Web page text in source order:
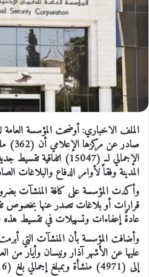
الملف الاخباري: أوضحت المؤسسة
الإجمالي لــ (15047)
المدينة وفقاً لأوامر الدفاع والبلاغات
وأكدت المؤسسة على كافة المنشآت
قرارات أو بلاغات تصدر عنها بخصوص
عادةً إعفاءات وتسهيلات في تقسيط هذه
وأضافت المؤسسة بأن المنشآت التي
إلى (4971) منشأة وبمبلغ إجمالي بلغ (16) مليون دينار.